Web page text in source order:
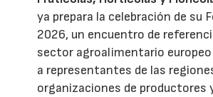
ya prepara la celebración de su
2026, un encuentro de
sector agroalimentario europeo
a representantes de las
organizaciones de productores